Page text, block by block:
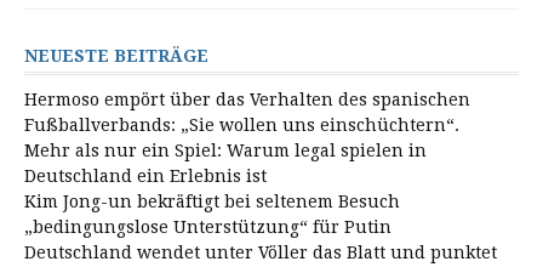
NEUESTE BEITRÄGE
Hermoso empört über das Verhalten des spanischen
Fußballverbands: „Sie wollen uns einschüchtern“.
Mehr als nur ein Spiel: Warum legal spielen in
Deutschland ein Erlebnis ist
Kim Jong-un bekräftigt bei seltenem Besuch
„bedingungslose Unterstützung“ für Putin
Deutschland wendet unter Völler das Blatt und punktet